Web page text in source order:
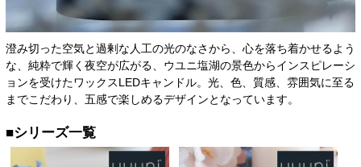
澄み切った空気と過剰な人工の光のなさから、心を落ち着かせるよう
な、純粋で輝く夜空が広がる、ウユニ塩湖の景色からインスピレーシ
ョンを受けたワックスLEDキャンドル。光、色、質感、雰囲気に至る
までこだわり、五感で楽しめるデザインとなっています。
■シリーズ一覧